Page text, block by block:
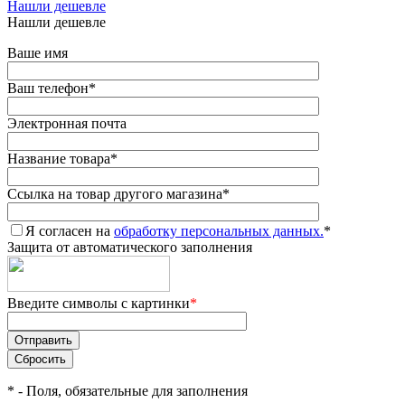
Нашли дешевле
Нашли дешевле
Ваше имя
Ваш телефон*
Электронная почта
Название товара*
Ссылка на товар другого магазина*
Я согласен на обработку персональных данных.*
Защита от автоматического заполнения
Введите символы с картинки*
* - Поля, обязательные для заполнения